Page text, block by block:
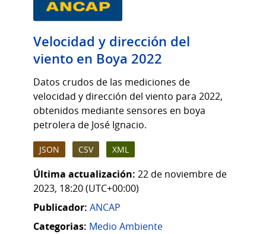
Velocidad y dirección del
viento en Boya 2022
Datos crudos de las mediciones de
velocidad y dirección del viento para 2022,
obtenidos mediante sensores en boya
petrolera de José Ignacio.
JSON CSV XML
Última actualización: 22 de noviembre de
2023, 18:20 (UTC+00:00)
Publicador: ANCAP
Categorias: Medio Ambiente